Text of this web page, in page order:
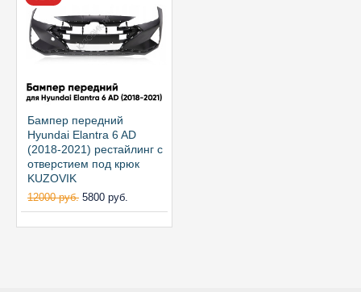
Бампер передний
Hyundai Elantra 6 AD
(2018-2021) рестайлинг с
отверстием под крюк
KUZOVIK
12000 руб. 5800 руб.